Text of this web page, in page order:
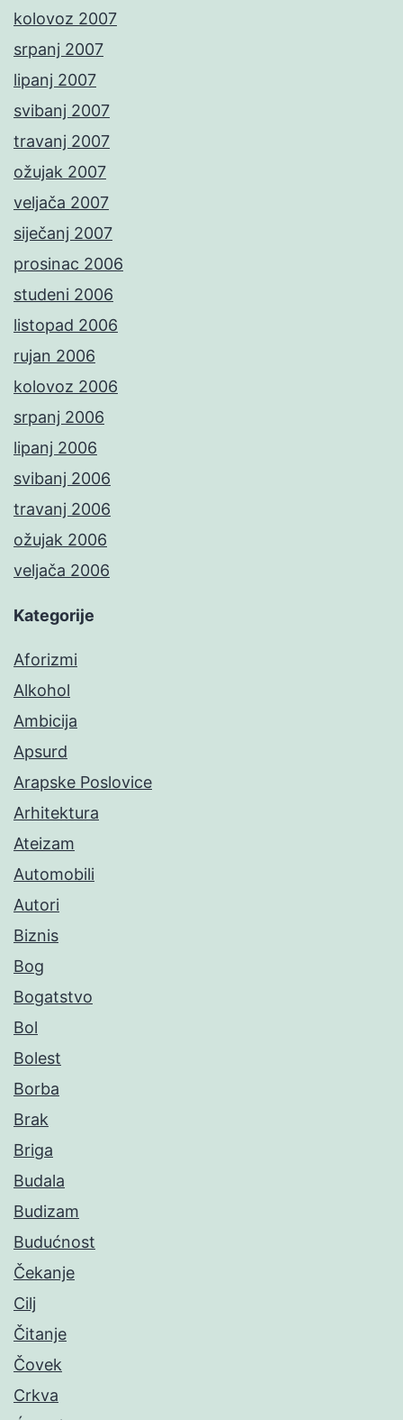
kolovoz 2007
srpanj 2007
lipanj 2007
svibanj 2007
travanj 2007
ožujak 2007
veljača 2007
siječanj 2007
prosinac 2006
studeni 2006
listopad 2006
rujan 2006
kolovoz 2006
srpanj 2006
lipanj 2006
svibanj 2006
travanj 2006
ožujak 2006
veljača 2006
Kategorije
Aforizmi
Alkohol
Ambicija
Apsurd
Arapske Poslovice
Arhitektura
Ateizam
Automobili
Autori
Biznis
Bog
Bogatstvo
Bol
Bolest
Borba
Brak
Briga
Budala
Budizam
Budućnost
Čekanje
Cilj
Čitanje
Čovek
Crkva